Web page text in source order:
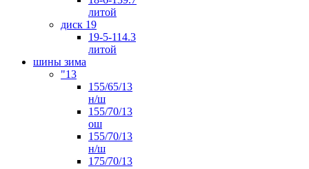
литой
диск 19
19-5-114.3
литой
шины зима
"13
155/65/13
н/ш
155/70/13
ош
155/70/13
н/ш
175/70/13